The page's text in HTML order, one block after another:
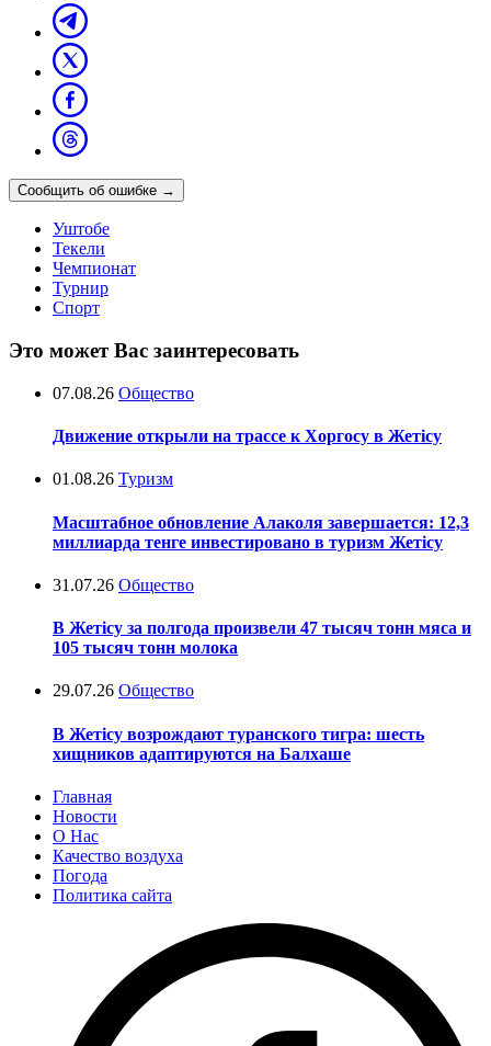
Сообщить об ошибке →
Уштобе
Текели
Чемпионат
Турнир
Спорт
Это может Вас заинтересовать
07.08.26 Общество
Движение открыли на трассе к Хоргосу в Жетісу
01.08.26 Туризм
Масштабное обновление Алаколя завершается: 12,3
миллиарда тенге инвестировано в туризм Жетісу
31.07.26 Общество
В Жетісу за полгода произвели 47 тысяч тонн мяса и
105 тысяч тонн молока
29.07.26 Общество
В Жетісу возрождают туранского тигра: шесть
хищников адаптируются на Балхаше
Главная
Новости
О Нас
Качество воздуха
Погода
Политика сайта